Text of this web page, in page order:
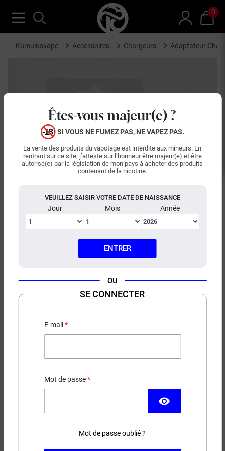
Êtes-vous majeur(e) ?
SI VOUS NE FUMEZ PAS, NE VAPEZ PAS.
La vente des produits du vapotage est interdite aux mineurs. En
rentrant sur ce site, j’atteste sur l’honneur être majeur(e) et être
autorisé(e) par la législation de mon pays à acheter des produits
contenant de la nicotine.
VEUILLEZ SAISIR VOTRE DATE DE NAISSANCE
Jour Mois Année
ENTRER
OU
SE CONNECTER
E-mail
Mot de passe
visibility
Mot de passe oublié ?
0
Kumulusvape Accessoires Chargeurs Adaptateur
ADAPTATEUR CHARGEUR
(1 avis)
AJOUTER AU PANIER
Livré chez vous le
Mardi 11 Août